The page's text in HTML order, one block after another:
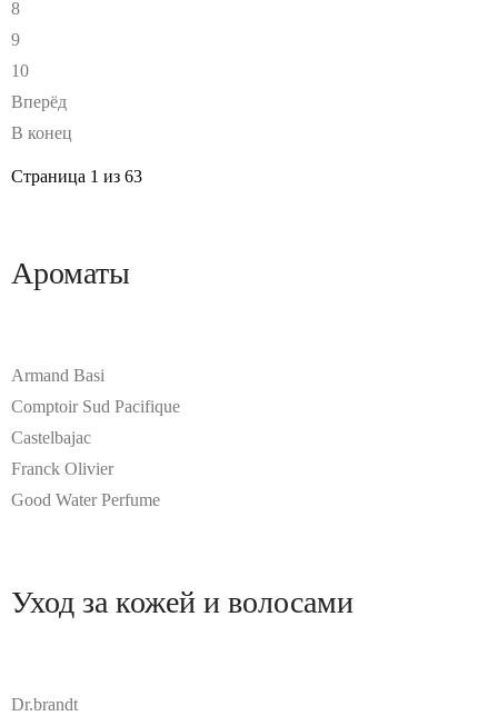
8
9
10
Вперёд
В конец
Страница 1 из 63
Ароматы
Armand Basi
Comptoir Sud Pacifique
Castelbajac
Franck Olivier
Good Water Perfume
Уход за кожей и волосами
Dr.brandt